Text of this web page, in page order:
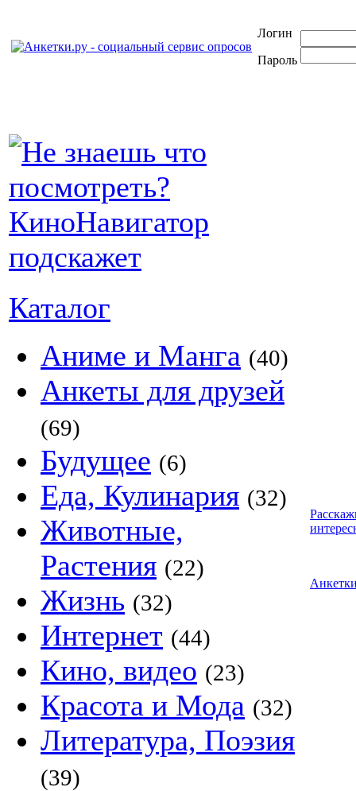
Логин
Пароль
Каталог
Аниме и Манга (40)
Анкеты для друзей
(69)
Будущее (6)
Еда, Кулинария (32)
Животные,
Растения (22)
Жизнь (32)
Интернет (44)
Кино, видео (23)
Красота и Мода (32)
Литература, Поэзия
(39)